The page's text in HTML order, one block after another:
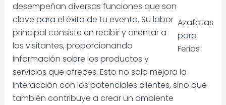
Azafatas
para
Ferias
desempeñan diversas funciones que son
clave para el éxito de tu evento. Su labor
principal consiste en recibir y orientar a
los visitantes, proporcionando
información sobre los productos y
servicios que ofreces. Esto no solo mejora la
interacción con los potenciales clientes, sino que
también contribuye a crear un ambiente